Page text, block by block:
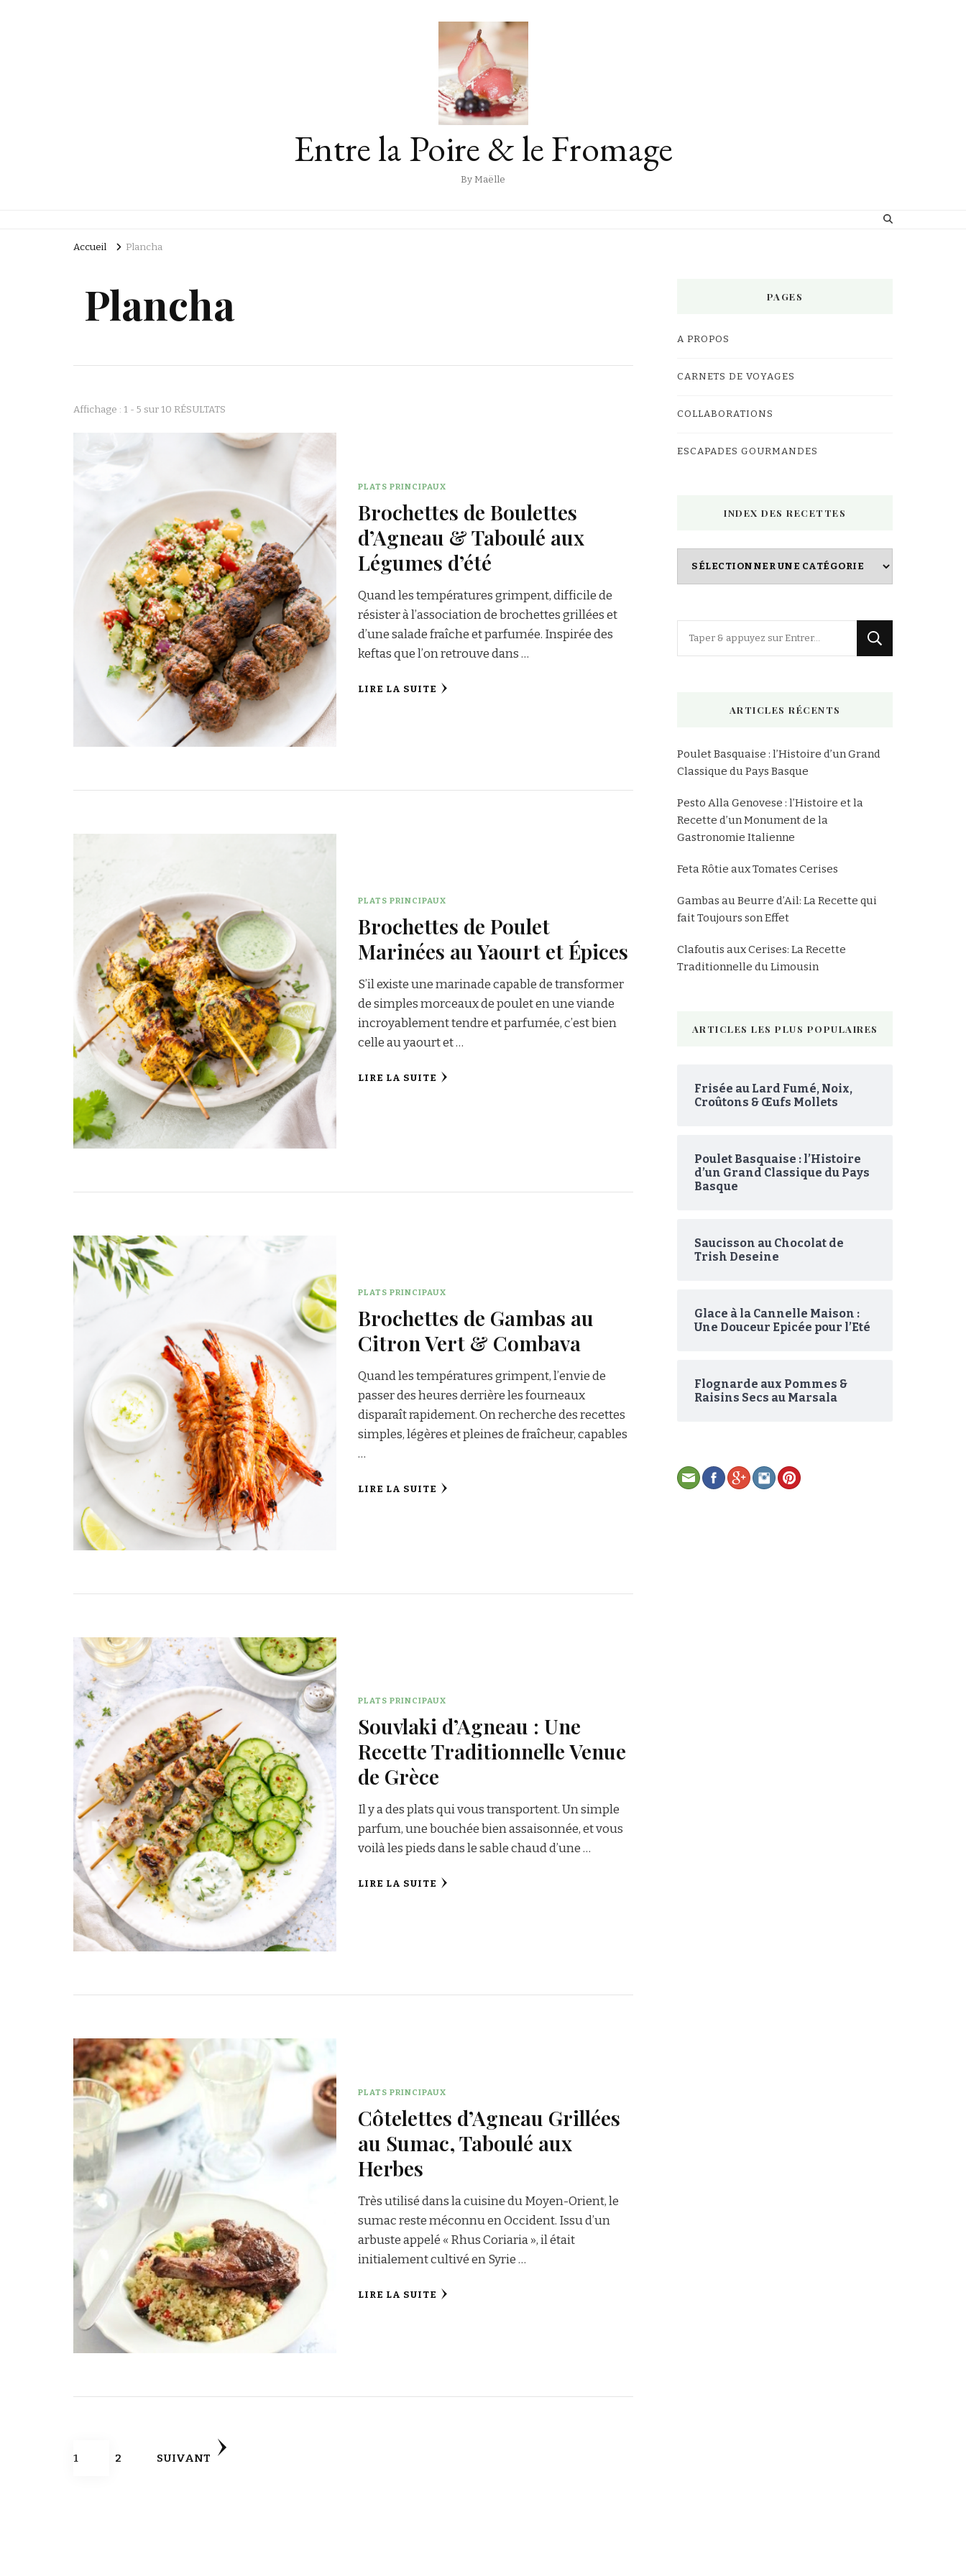
Entre la Poire & le Fromage
By Maëlle
Accueil Plancha
Plancha
Affichage : 1 - 5 sur 10 RÉSULTATS
PLATS PRINCIPAUX
Brochettes de Boulettes
d’Agneau & Taboulé aux
Légumes d’été
Quand les températures grimpent, difficile de
résister à l’association de brochettes grillées et
d’une salade fraîche et parfumée. Inspirée des
keftas que l’on retrouve dans …
LIRE LA SUITE
PLATS PRINCIPAUX
Brochettes de Poulet
Marinées au Yaourt et Épices
S’il existe une marinade capable de transformer
de simples morceaux de poulet en une viande
incroyablement tendre et parfumée, c’est bien
celle au yaourt et …
LIRE LA SUITE
PLATS PRINCIPAUX
Brochettes de Gambas au
Citron Vert & Combava
Quand les températures grimpent, l’envie de
passer des heures derrière les fourneaux
disparaît rapidement. On recherche des recettes
simples, légères et pleines de fraîcheur, capables
…
LIRE LA SUITE
PLATS PRINCIPAUX
Souvlaki d’Agneau : Une
Recette Traditionnelle Venue
de Grèce
Il y a des plats qui vous transportent. Un simple
parfum, une bouchée bien assaisonnée, et vous
voilà les pieds dans le sable chaud d’une …
LIRE LA SUITE
PLATS PRINCIPAUX
Côtelettes d’Agneau Grillées
au Sumac, Taboulé aux
Herbes
Très utilisé dans la cuisine du Moyen-Orient, le
sumac reste méconnu en Occident. Issu d’un
arbuste appelé « Rhus Coriaria », il était
initialement cultivé en Syrie …
LIRE LA SUITE
Pagination
PAGE
1 PAGE
2 SUIVANT
PAGES
A PROPOS
CARNETS DE VOYAGES
COLLABORATIONS
ESCAPADES GOURMANDES
INDEX DES RECETTES
Index
ARTICLES RÉCENTS
Poulet Basquaise : l’Histoire d’un Grand
Classique du Pays Basque
Pesto Alla Genovese : l’Histoire et la
Recette d’un Monument de la
Gastronomie Italienne
Feta Rôtie aux Tomates Cerises
Gambas au Beurre d’Ail: La Recette qui
fait Toujours son Effet
Clafoutis aux Cerises: La Recette
Traditionnelle du Limousin
ARTICLES LES PLUS POPULAIRES
Frisée au Lard Fumé, Noix,
Croûtons & Œufs Mollets
Poulet Basquaise : l’Histoire
d’un Grand Classique du Pays
Basque
Saucisson au Chocolat de
Trish Deseine
Glace à la Cannelle Maison :
Une Douceur Epicée pour l’Eté
Flognarde aux Pommes &
Raisins Secs au Marsala